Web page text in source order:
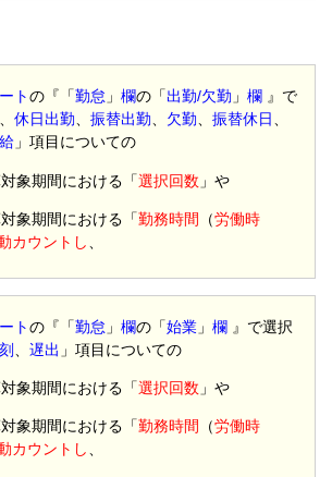
トの『「勤怠 」欄の「出勤/欠勤 」欄 』で
、休日出勤 、振替出勤 欠勤 、振替休日
」項目についての
対象期間における「選択回数 」や
対象期間における「勤務時間 （労働時
カウントし
トの『「勤怠 」欄の「始業 」欄 』で選択
、遅出 」項目についての
対象期間における「選択回数 」や
対象期間における「勤務時間 （労働時
カウントし、